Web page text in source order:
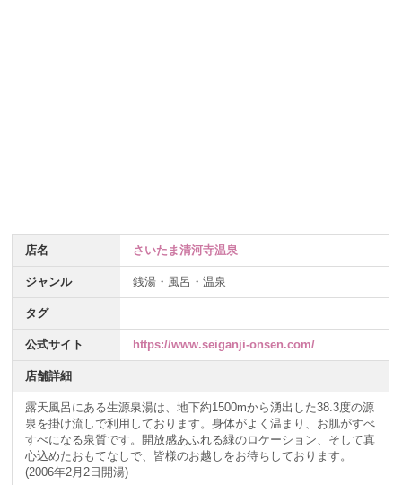
店名 さいたま清河寺温泉
ジャンル 銭湯・風呂・温泉
タグ
公式サイト https://www.seiganji-onsen.com/
店舗詳細
露天風呂にある生源泉湯は、地下約1500mから湧出した38.3度の源
泉を掛け流しで利用しております。身体がよく温まり、お肌がすべ
すべになる泉質です。開放感あふれる緑のロケーション、そして真
心込めたおもてなしで、皆様のお越しをお待ちしております。
(2006年2月2日開湯)